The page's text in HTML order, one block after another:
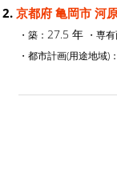
2. 京都府 亀岡市 河
・築： 27.5 年 ・専
・都市計画(用途地域)：